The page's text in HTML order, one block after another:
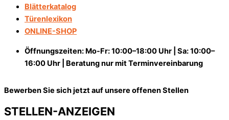
Blätterkatalog
Türenlexikon
ONLINE-SHOP
Öffnungszeiten: Mo-Fr: 10:00–18:00 Uhr | Sa: 10:00–
16:00 Uhr | Beratung nur mit Terminvereinbarung
Bewerben Sie sich jetzt auf unsere offenen Stellen
STELLEN-ANZEIGEN